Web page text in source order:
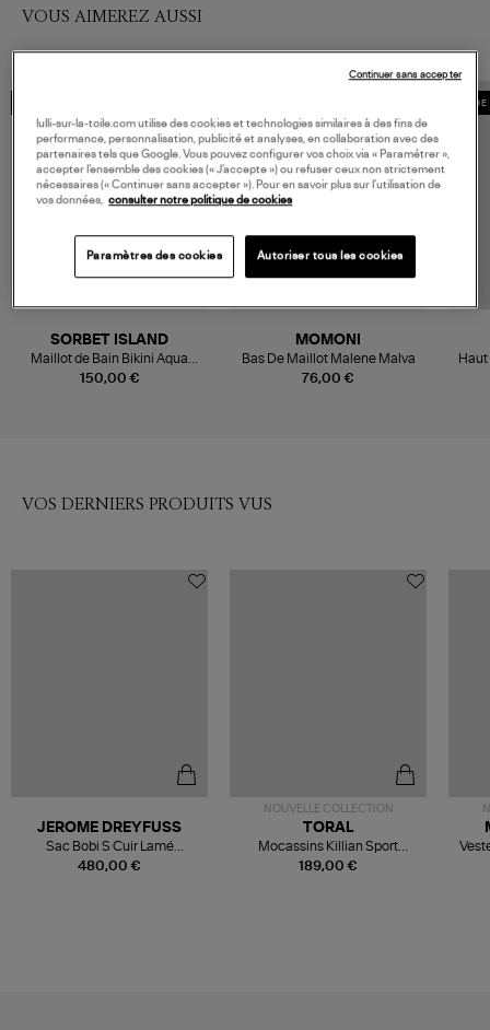
VOUS AIMEREZ AUSSI
150,00 €
SORBET ISLAND
Maillot de Bain Bikini Aqua
Acai
76,00 €
MOMONI
Bas De Maillot Malene Malva
VOS DERNIERS PRODUITS VUS
480,00 €
JEROME DREYFUSS
Sac Bobi S Cuir Lamé
Champagne
NOUVELLE COLLECTION
189,00 €
TORAL
Mocassins Killian Sport
Mousse
lulli-sur-la-toile.com utilise des cookies et technologies similaires à des fins de
performance, personnalisation, publicité et analyses, en collaboration avec des
partenaires tels que Google. Vous pouvez configurer vos choix via « Paramétrer »,
accepter l’ensemble des cookies (« J’accepte ») ou refuser ceux non strictement
nécessaires (« Continuer sans accepter »). Pour en savoir plus sur l’utilisation de
vos données,
consulter notre politique de cookies
Paramètres des cookies Autoriser tous les cookies
Continuer sans accepter